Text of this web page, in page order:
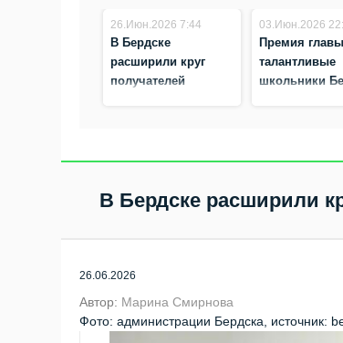
26.Июн.2026 7:44
В Бердске
расширили круг
получателей
03.Июн.2026
Премия
талантливые
школьники
В Бердске расширили
26.06.2026
Автор: Марина Смирнова
Фото: администрации Бердска, источник: